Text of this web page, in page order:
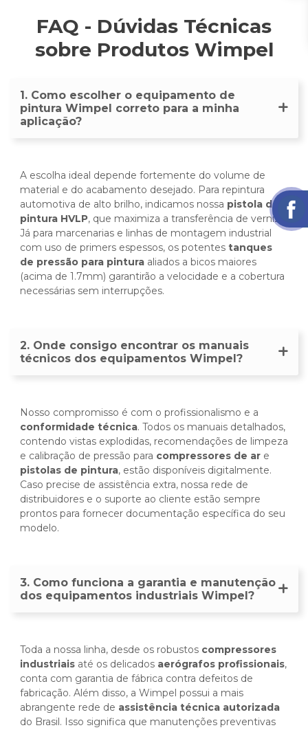
FAQ - Dúvidas Técnicas
sobre Produtos Wimpel
1. Como escolher o equipamento de
pintura Wimpel correto para a minha
aplicação?
A escolha ideal depende fortemente do volume de
material e do acabamento desejado. Para repintura
automotiva de alto brilho, indicamos nossa pistola de
pintura HVLP, que maximiza a transferência de verniz.
Já para marcenarias e linhas de montagem industrial
com uso de primers espessos, os potentes tanques
de pressão para pintura aliados a bicos maiores
(acima de 1.7mm) garantirão a velocidade e a cobertura
necessárias sem interrupções.
2. Onde consigo encontrar os manuais
técnicos dos equipamentos Wimpel?
Nosso compromisso é com o profissionalismo e a
conformidade técnica. Todos os manuais detalhados,
contendo vistas explodidas, recomendações de limpeza
e calibração de pressão para compressores de ar e
pistolas de pintura, estão disponíveis digitalmente.
Caso precise de assistência extra, nossa rede de
distribuidores e o suporte ao cliente estão sempre
prontos para fornecer documentação específica do seu
modelo.
3. Como funciona a garantia e manutenção
dos equipamentos industriais Wimpel?
Toda a nossa linha, desde os robustos compressores
industriais até os delicados aerógrafos profissionais,
conta com garantia de fábrica contra defeitos de
fabricação. Além disso, a Wimpel possui a mais
abrangente rede de assistência técnica autorizada
do Brasil. Isso significa que manutenções preventivas